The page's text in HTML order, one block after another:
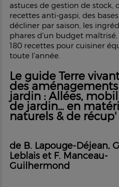
astuces de gestion de stock,
recettes anti-gaspi, des
décliner par saison, les
phares d’un budget maîtrisé,
180 recettes pour cuisiner
toute l’année.
Le guide Terre
des
jardin : Allées,
de jardin... en
naturels & de récup'
de B. Lapouge-Déjean, G.
Leblais et F. Manceau-
Guilhermond